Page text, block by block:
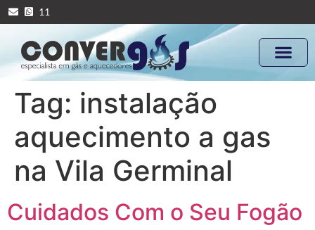
11
Tag: instalação
aquecimento a gas
na Vila Germinal
Cuidados Com o Seu Fogão